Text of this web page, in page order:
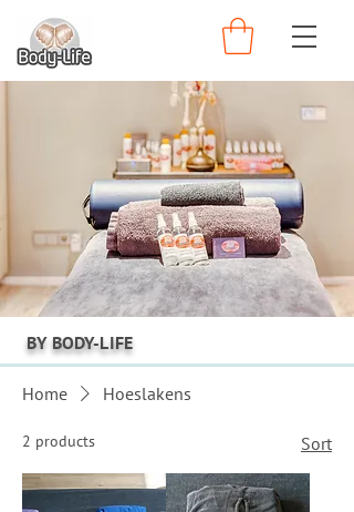
BY BODY-LIFE
Home Hoeslakens
2 products Sort